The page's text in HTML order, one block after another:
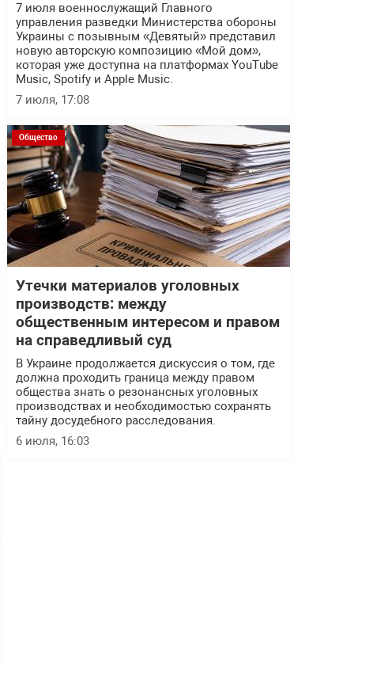
7 июля военнослужащий Главного
управления разведки Министерства обороны
Украины с позывным «Девятый» представил
новую авторскую композицию «Мой дом»,
которая уже доступна на платформах YouTube
Music, Spotify и Apple Music.
7 июля, 17:08
Общество
Утечки материалов уголовных
производств: между
общественным интересом и правом
на справедливый суд
В Украине продолжается дискуссия о том, где
должна проходить граница между правом
общества знать о резонансных уголовных
производствах и необходимостью сохранять
тайну досудебного расследования.
6 июля, 16:03